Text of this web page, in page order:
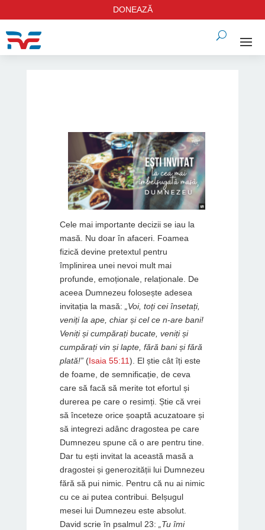
DONEAZĂ
Cele mai importante decizii se iau la
masă. Nu doar în afaceri. Foamea
fizică devine pretextul pentru
împlinirea unei nevoi mult mai
profunde, emoționale, relaționale. De
aceea Dumnezeu folosește adesea
invitația la masă:
„Voi, toți cei însetați,
veniți la ape, chiar și cel ce n-are bani!
Veniți și cumpărați bucate, veniți și
cumpărați vin și lapte, fără bani și fără
plată!”(Isaia 55:11). El știe cât îți este
de foame, de semnificație, de ceva
care să facă să merite tot efortul și
durerea pe care o resimți. Știe că vrei
să înceteze orice șoaptă acuzatoare și
să integrezi adânc dragostea pe care
Dumnezeu spune că o are pentru tine.
Dar tu ești invitat la această masă a
dragostei și generozității lui Dumnezeu
fără să pui nimic. Pentru că nu ai nimic
cu ce ai putea contribui. Belșugul
mesei lui Dumnezeu este absolut.
David scrie în psalmul 23:
„Tu îmi